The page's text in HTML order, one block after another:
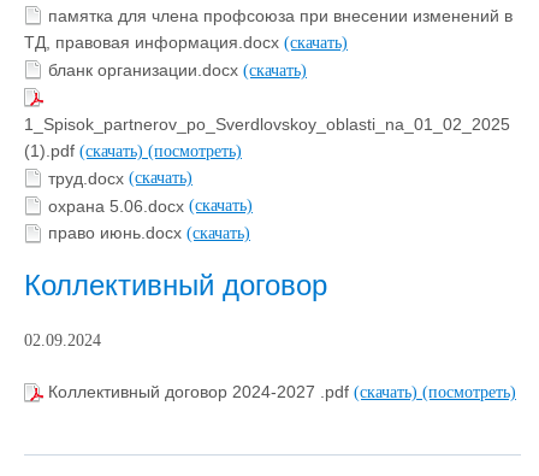
памятка для члена профсоюза при внесении изменений в
ТД, правовая информация.docx (скачать)
бланк организации.docx (скачать)
1_Spisok_partnerov_po_Sverdlovskoy_oblasti_na_01_02_2025
(1).pdf (скачать) (посмотреть)
труд.docx (скачать)
охрана 5.06.docx (скачать)
право июнь.docx (скачать)
Коллективный договор
02.09.2024
Коллективный договор 2024-2027 .pdf (скачать) (посмотреть)